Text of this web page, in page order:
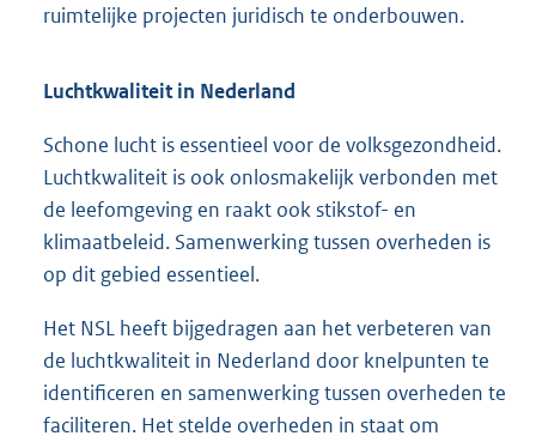
ruimtelijke projecten juridisch te onderbouwen.
Luchtkwaliteit in Nederland
Schone lucht is essentieel voor de volksgezondheid.
Luchtkwaliteit is ook onlosmakelijk verbonden met
de leefomgeving en raakt ook stikstof- en
klimaatbeleid. Samenwerking tussen overheden is
op dit gebied essentieel.
Het NSL heeft bijgedragen aan het verbeteren van
de luchtkwaliteit in Nederland door knelpunten te
identificeren en samenwerking tussen overheden te
faciliteren. Het stelde overheden in staat om